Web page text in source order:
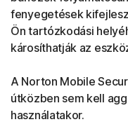
fenyegetések
Ön tartózkodási
károsíthatják az
A Norton Mobile
útközben sem kell
használatakor.